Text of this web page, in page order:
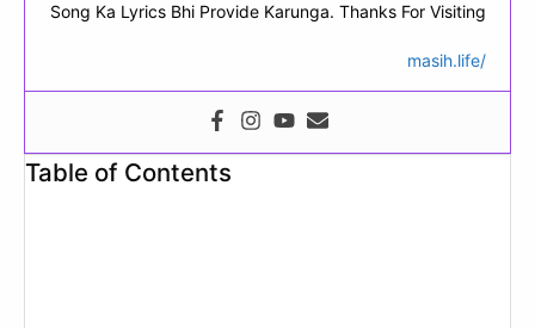
Song Ka Lyrics Bhi Provide Karunga. Thanks For Visiting
masih.life/
Table of Contents